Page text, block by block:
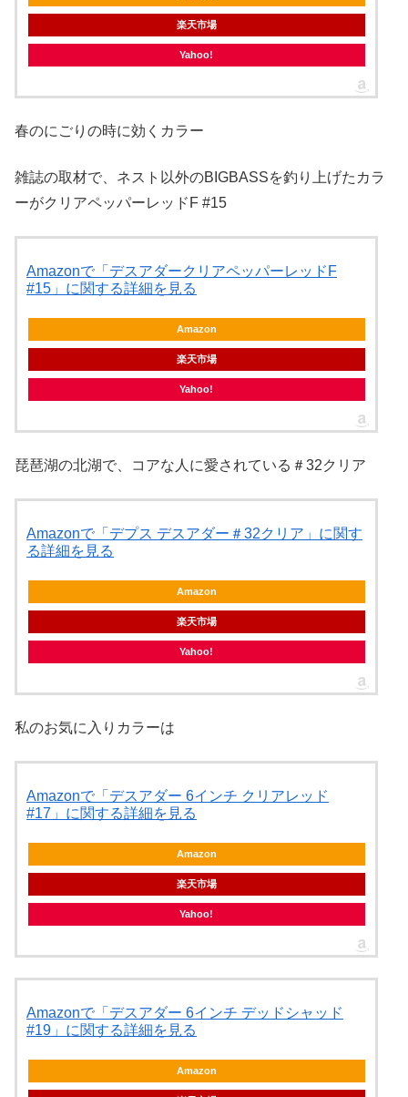
楽天市場
Yahoo!
春のにごりの時に効くカラー
雑誌の取材で、ネスト以外のBIGBASSを釣り上げたカラ
ーがクリアペッパーレッドF #15
Amazonで「デスアダークリアペッパーレッドF
#15」に関する詳細を見る
Amazon
楽天市場
Yahoo!
琵琶湖の北湖で、コアな人に愛されている＃32クリア
Amazonで「デプス デスアダー＃32クリア」に関す
る詳細を見る
Amazon
楽天市場
Yahoo!
私のお気に入りカラーは
Amazonで「デスアダー 6インチ クリアレッド
#17」に関する詳細を見る
Amazon
楽天市場
Yahoo!
Amazonで「デスアダー 6インチ デッドシャッド
#19」に関する詳細を見る
Amazon